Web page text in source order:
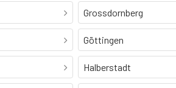
Grossdornberg
Göttingen
Halberstadt